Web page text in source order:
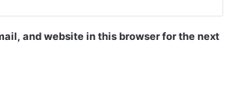
and website in this browser for the next